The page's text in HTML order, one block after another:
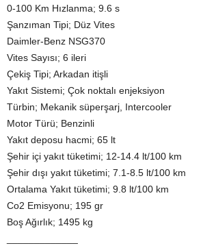
0-100 Km Hızlanma; 9.6 s
Şanzıman Tipi; Düz Vites
Daimler-Benz NSG370
Vites Sayısı; 6 ileri
Çekiş Tipi; Arkadan itişli
Yakıt Sistemi; Çok noktalı enjeksiyon
Türbin; Mekanik süperşarj, Intercooler
Motor Türü; Benzinli
Yakıt deposu hacmi; 65 lt
Şehir içi yakıt tüketimi; 12-14.4 lt/100 km
Şehir dışı yakıt tüketimi; 7.1-8.5 lt/100 km
Ortalama Yakıt tüketimi; 9.8 lt/100 km
Co2 Emisyonu; 195 gr
Boş Ağırlık; 1495 kg